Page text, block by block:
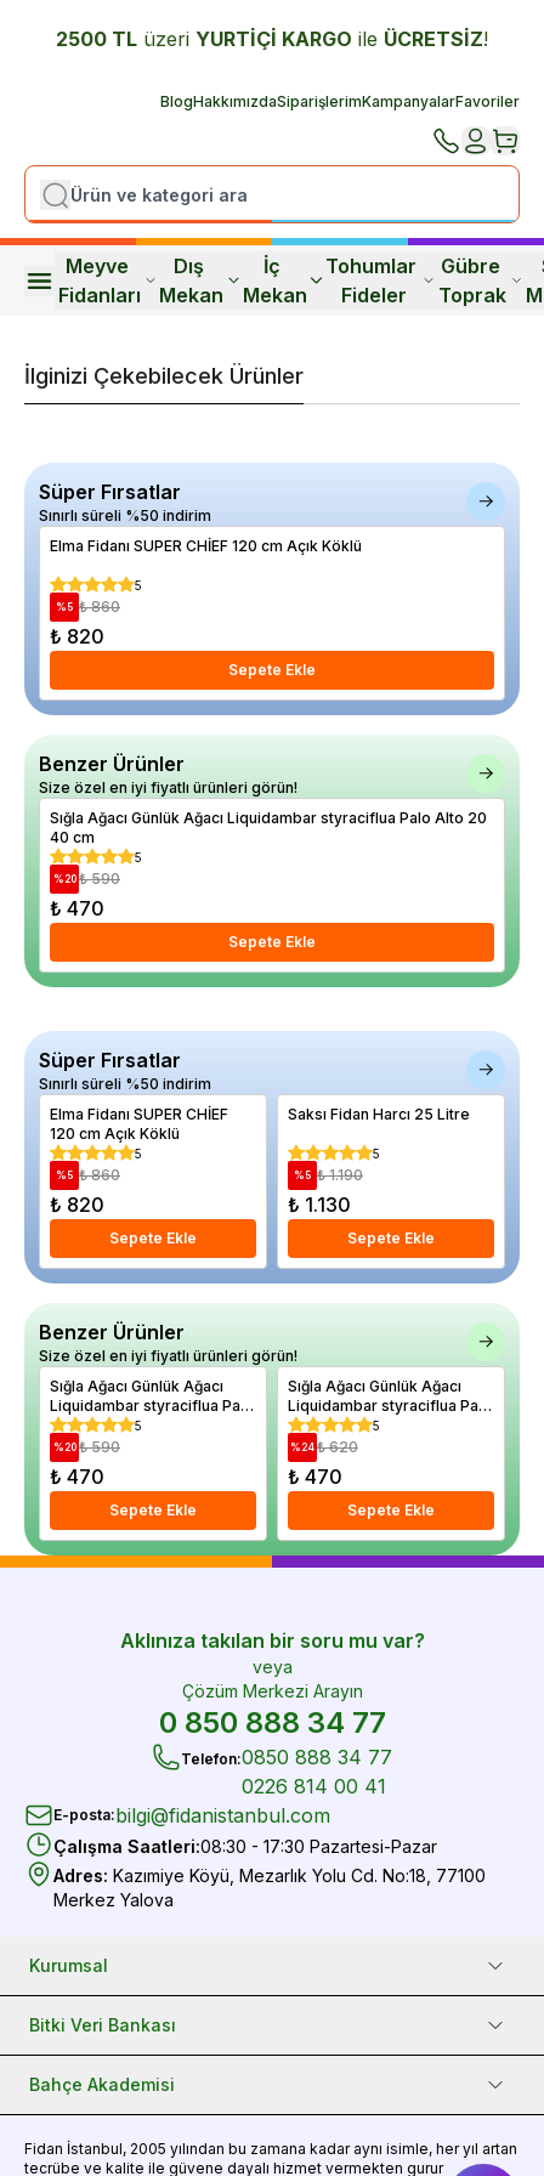
2500 TL üzeri YURTİÇİ KARGO ile ÜCRETSİZ!
BlogHakkımızdaSiparişlerimKampanyalarFavoriler
Meyve
Fidanları
Dış
Mekan
İç
Mekan
Tohumlar
Fideler
Gübre
Toprak
İlginizi Çekebilecek Ürünler
Süper Fırsatlar
Sınırlı süreli %50 indirim
Elma Fidanı SUPER CHİEF 120 cm Açık Köklü
5
% 5 ₺ 860
₺ 820
Sepete Ekle
Benzer Ürünler
Size özel en iyi fiyatlı ürünleri görün!
Sığla Ağacı Günlük Ağacı Liquidambar styraciflua Palo Alto 20
40 cm
5
%20 ₺ 590
₺ 470
Sepete Ekle
Süper Fırsatlar
Sınırlı süreli %50 indirim
Elma Fidanı SUPER CHİEF
120 cm Açık Köklü
5
% 5 ₺ 860
₺ 820
Sepete Ekle
Saksı Fidan Harcı 25 Litre
5
% 5 ₺ 1.190
₺ 1.130
Sepete Ekle
Benzer Ürünler
Size özel en iyi fiyatlı ürünleri görün!
Sığla Ağacı Günlük Ağacı
Liquidambar styraciflua Palo
Alto 20 40 cm
5
%20 ₺ 590
₺ 470
Sepete Ekle
Sığla Ağacı Günlük Ağacı
Liquidambar styraciflua Palo
Alto 20 40 cm Saksıda
5
%24 ₺ 620
₺ 470
Sepete Ekle
Aklınıza takılan bir soru mu var?
veya
Çözüm Merkezi Arayın
0 850 888 34 77
Telefon:0850 888 34 77
0226 814 00 41
E-posta:bilgi@fidanistanbul.com
Çalışma Saatleri:08:30 - 17:30 Pazartesi-Pazar
Adres: Kazımiye Köyü, Mezarlık Yolu Cd. No:18, 77100
Merkez Yalova
Kurumsal
Bitki Veri Bankası
Bahçe Akademisi
Fidan İstanbul, 2005 yılından bu zamana kadar aynı isimle, her yıl artan
tecrübe ve kalite ile güvene dayalı hizmet vermekten gurur